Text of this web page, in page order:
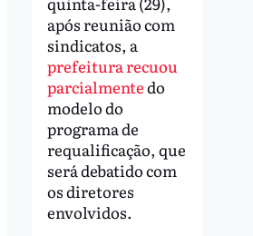
após reunião com
sindicatos, a
prefeitura recuou
parcialmentedo
modelo do
programa de
requalificação, que
será debatido com
os diretores
envolvidos.